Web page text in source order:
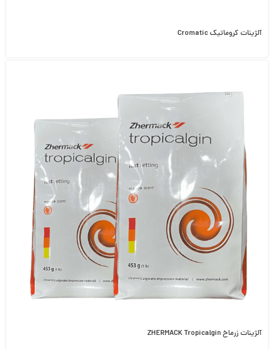
آلژینات کروماتیک Cromatic
آلژینات زرماخ ZHERMACK Tropicalgin